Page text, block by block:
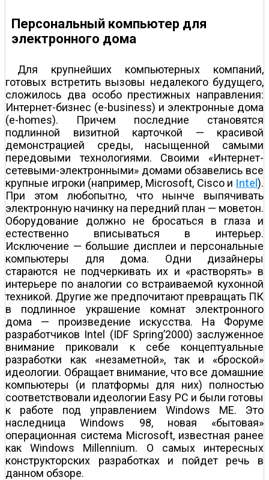
Персональный компьютер для
электронного дома
Для крупнейших компьютерных компаний,
готовых встретить вызовы недалекого будущего,
сложилось два особо престижных направления:
Интернет-бизнес (e-business) и электронные дома
(e-homes). Причем последние становятся
подлинной визитной карточкой — красивой
демонстрацией среды, насыщенной самыми
передовыми технологиями. Своими «Интернет-
сетевыми-электронными» домами обзавелись все
крупные игроки (например, Microsoft, Cisco и Intel).
При этом любопытно, что нынче выпячивать
электронную начинку на передний план — моветон.
Оборудование должно не бросаться в глаза и
естественно вписываться в интерьер.
Исключение — большие дисплеи и персональные
компьютеры для дома. Одни дизайнеры
стараются не подчеркивать их и «растворять» в
интерьере по аналогии со встраиваемой кухонной
техникой. Другие же предпочитают превращать ПК
в подлинное украшение комнат электронного
дома — произведение искусства. На Форуме
разработчиков Intel (IDF Spring’2000) заслуженное
внимание приковали к себе концептуальные
разработки как «незаметной», так и «броской»
идеологии. Обращает внимание, что все домашние
компьютеры (и платформы для них) полностью
соответствовали идеологии Easy PC и были готовы
к работе под управлением Windows ME. Это
наследница Windows 98, новая «бытовая»
операционная система Microsoft, известная ранее
как Windows Millennium. О самых интересных
конструкторских разработках и пойдет речь в
данном обзоре.